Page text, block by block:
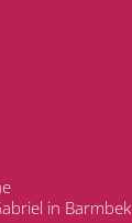
in Barmbek